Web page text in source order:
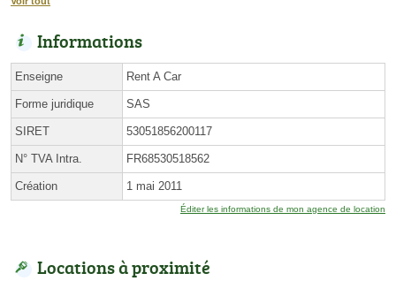
Informations
Enseigne Rent A Car
Forme juridique SAS
SIRET 53051856200117
N° TVA Intra. FR68530518562
Création 1 mai 2011
Éditer les informations de mon agence de location
Locations à proximité